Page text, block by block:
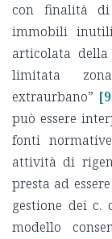
con finalità di
immobili
articolata
limitata
extraurbano”
può essere
fonti
attività di
presta ad
gestione dei c.
modello